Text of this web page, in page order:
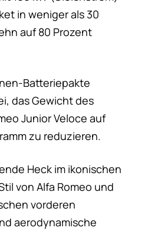
in weniger als 30
auf 80 Prozent
Batteriepakte
das Gewicht des
Junior Veloce auf
zu reduzieren.
Heck im ikonischen
von Alfa Romeo und
vorderen
aerodynamische